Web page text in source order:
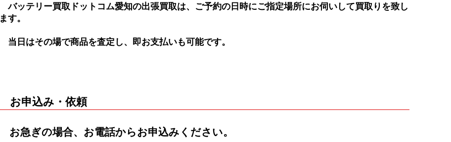
バッテリー買取ドットコム愛知の出張買取は、ご予約の日時にご指定場所にお伺いして買取りを致し
ます。
当日はその場で商品を査定し、即お支払いも可能です。
お申込み・依頼
お急ぎの場合、お電話からお申込みください。